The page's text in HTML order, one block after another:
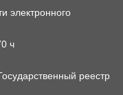
электронного
ч
реестр